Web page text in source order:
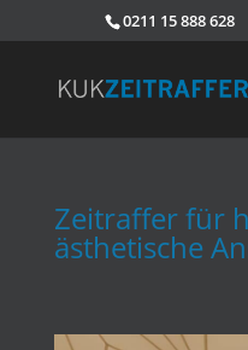
0211 15 888 628
Zeitraffer für
ästhetische